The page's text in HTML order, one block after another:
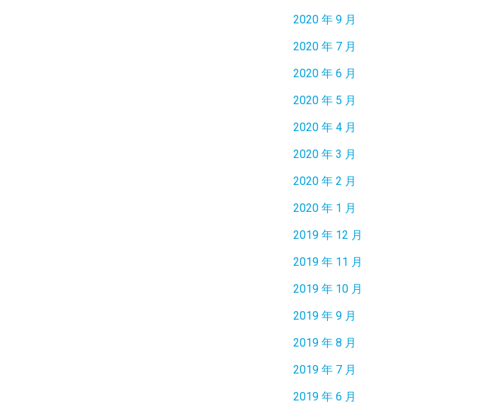
2020 年 9 月
2020 年 7 月
2020 年 6 月
2020 年 5 月
2020 年 4 月
2020 年 3 月
2020 年 2 月
2020 年 1 月
2019 年 12 月
2019 年 11 月
2019 年 10 月
2019 年 9 月
2019 年 8 月
2019 年 7 月
2019 年 6 月